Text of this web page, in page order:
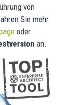
von
Sie mehr
oder
an.